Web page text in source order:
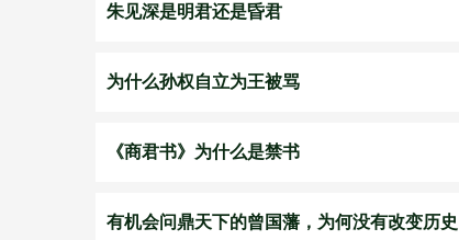
朱见深是明君还是昏君
为什么孙权自立为王被骂
《商君书》为什么是禁书
有机会问鼎天下的曾国藩，为何没有改变历史